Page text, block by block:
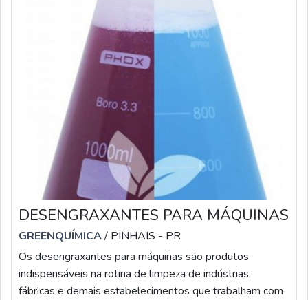
DESENGRAXANTES PARA MÁQUINAS
GREENQUÍMICA/ PINHAIS - PR
Os desengraxantes para máquinas são produtos
indispensáveis na rotina de limpeza de indústrias,
fábricas e demais estabelecimentos que trabalham com